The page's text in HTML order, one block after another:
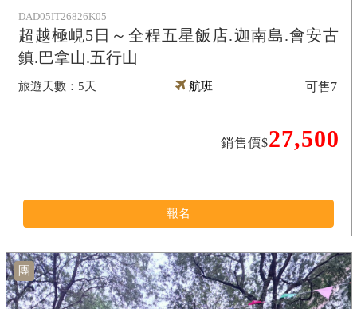
DAD05IT26826K05
超越極峴5日～全程五星飯店.迦南島.會安古
鎮.巴拿山.五行山
5天 航班
銷售價$27,500
可售7
報名
團